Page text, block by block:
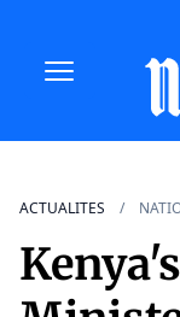
ACTUALITES